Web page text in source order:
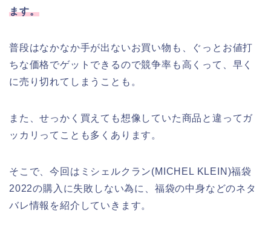
ます。
普段はなかなか手が出ないお買い物も、ぐっとお値打
ちな価格でゲットできるので競争率も高くって、早く
に売り切れてしまうことも。
また、せっかく買えても想像していた商品と違ってガ
ッカリってことも多くあります。
そこで、今回はミシェルクラン(MICHEL KLEIN)福袋
2022の購入に失敗しない為に、福袋の中身などのネタ
バレ情報を紹介していきます。